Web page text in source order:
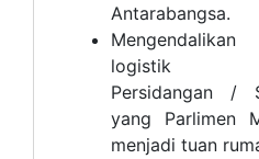
Antarabangsa.
Mengendalikan
logistik
Persidangan /
yang Parlimen
menjadi tuan